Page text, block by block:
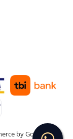
by Gomag